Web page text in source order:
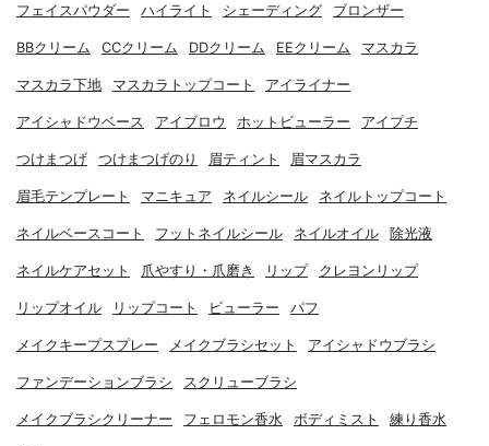
フェイスパウダー ハイライト シェーディング ブロンザー
BBクリーム CCクリーム DDクリーム EEクリーム マスカラ
マスカラ下地 マスカラトップコート アイライナー
アイシャドウベース アイブロウ ホットビューラー アイプチ
つけまつげ つけまつげのり 眉ティント 眉マスカラ
眉毛テンプレート マニキュア ネイルシール ネイルトップコート
ネイルベースコート フットネイルシール ネイルオイル 除光液
ネイルケアセット 爪やすり・爪磨き リップ クレヨンリップ
リップオイル リップコート ビューラー パフ
メイクキープスプレー メイクブラシセット アイシャドウブラシ
ファンデーションブラシ スクリューブラシ
メイクブラシクリーナー フェロモン香水 ボディミスト 練り香水